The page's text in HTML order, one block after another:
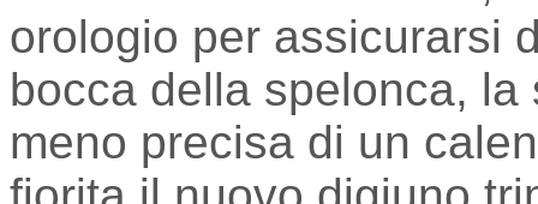
orologio per assicurarsi
bocca della spelonca,
meno precisa di un